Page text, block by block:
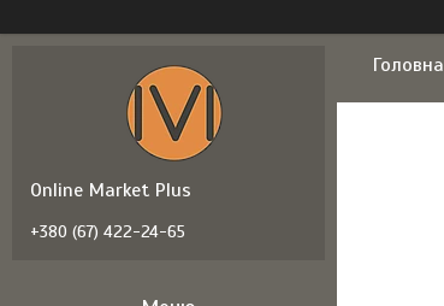
Головна
Online Market Plus
+380 (67) 422-24-65